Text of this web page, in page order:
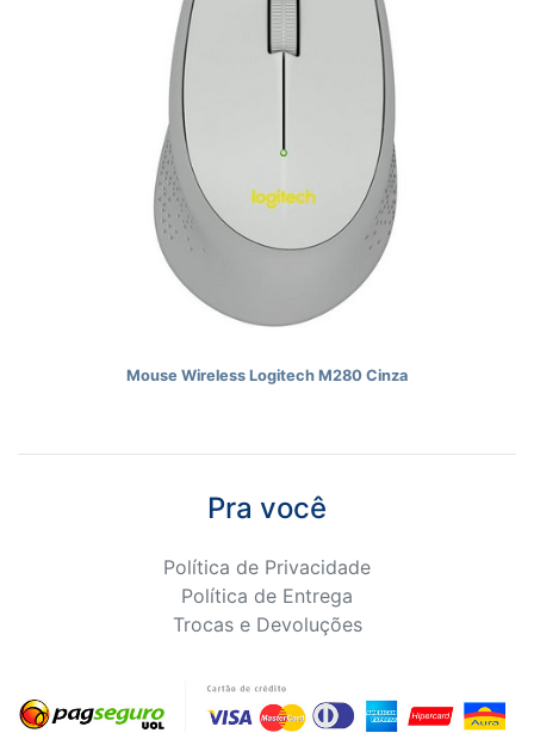
Mouse Wireless Logitech M280 Cinza
Pra você
Política de Privacidade
Política de Entrega
Trocas e Devoluções